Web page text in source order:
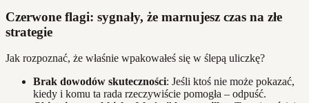
Czerwone flagi: sygnały, że marnujesz czas na złe
strategie
Jak rozpoznać, że właśnie wpakowałeś się w ślepą uliczkę?
Brak dowodów skuteczności: Jeśli ktoś nie może pokazać,
kiedy i komu ta rada rzeczywiście pomogła – odpuść.